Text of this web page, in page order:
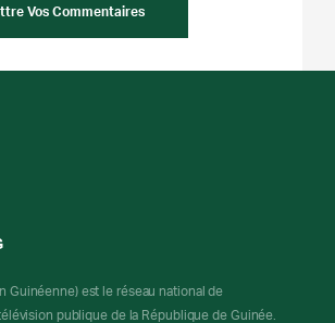
Guinéenne) est le réseau national de
publique de la République de Guinée.